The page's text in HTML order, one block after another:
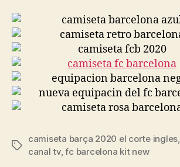
Etiquetas
camiseta barça 2020 el corte ingles,
canal tv,fc barcelona kit new